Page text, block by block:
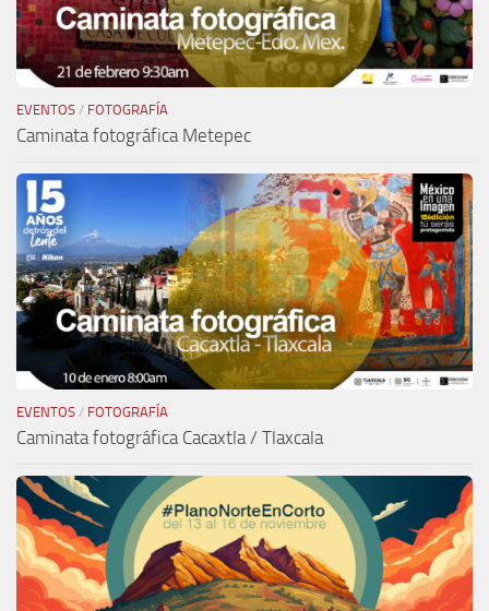
EVENTOS / FOTOGRAFÍA
Caminata fotográfica Metepec
EVENTOS / FOTOGRAFÍA
Caminata fotográfica Cacaxtla / Tlaxcala